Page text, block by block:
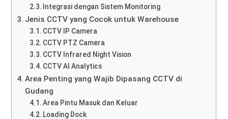
Integrasi dengan Sistem Monitoring
Jenis CCTV yang Cocok untuk Warehouse
CCTV IP Camera
CCTV PTZ Camera
CCTV Infrared Night Vision
CCTV AI Analytics
Area Penting yang Wajib Dipasang CCTV di
Gudang
Area Pintu Masuk dan Keluar
Loading Dock